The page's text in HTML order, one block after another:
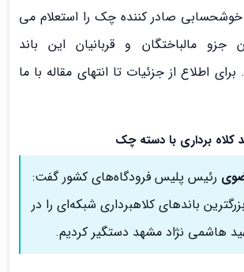
صادر کننده چک را استعلام می
جزو مالباختگان و قربانیان این باند
برای اطلاع از جزئیات تا انتهای مقاله با ما
کلاه برداری با دسته چک
رئیس پلیس فرودگاه‌های کشور گفت:
باندهای کلاهبرداری شبکه‌ای را در
هاشمی نژاد مشهد دستگیر کردیم.